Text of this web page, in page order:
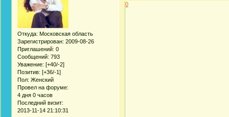
Откуда: Московская область
Зарегистрирован: 2009-08-26
Приглашений: 0
Сообщений: 793
Уважение: [+40/-2]
Позитив: [+36/-1]
Пол: Женский
Провел на форуме:
4 дня 0 часов
Последний визит:
2013-11-14 21:10:31
0